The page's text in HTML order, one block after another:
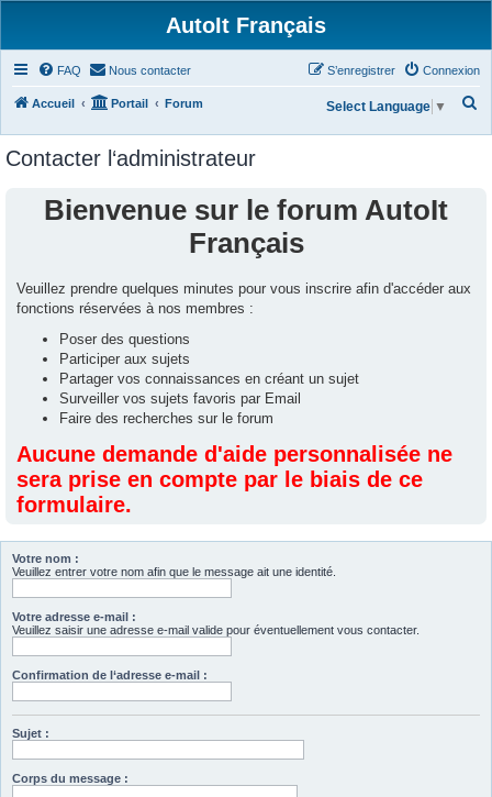
AutoIt Français
FAQ Nous contacter Connexion
S’enregistrer
Accueil Portail Forum Select Language ▼
Contacter l‘administrateur
Bienvenue sur le forum AutoIt
Français
Veuillez prendre quelques minutes pour vous inscrire afin d'accéder aux
fonctions réservées à nos membres :
Poser des questions
Participer aux sujets
Partager vos connaissances en créant un sujet
Surveiller vos sujets favoris par Email
Faire des recherches sur le forum
Aucune demande d'aide personnalisée ne
sera prise en compte par le biais de ce
formulaire.
Votre nom :
Veuillez entrer votre nom afin que le message ait une identité.
Votre adresse e-mail :
Veuillez saisir une adresse e-mail valide pour éventuellement vous contacter.
Confirmation de l‘adresse e-mail :
Sujet :
Corps du message :